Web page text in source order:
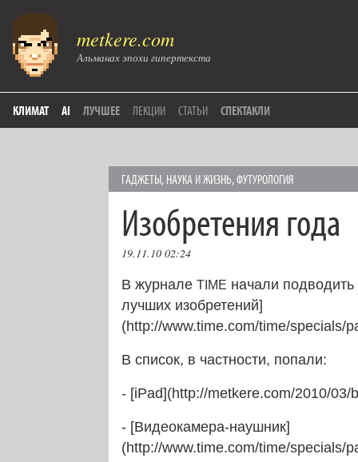
metkere.com
Альманах эпохи гипертекста
КЛИМАТ AI ЛУЧШЕЕ ЛЕКЦИИ СТАТЬИ СПЕКТАКЛИ
ГAДЖЕТЫ, НАУКА И ЖИЗНЬ,ФУТУРОЛОГИЯ
Изобретения года
19.11.10 02:24
В журнале TIME начали подводить
лучших изобретений]
(http://www.time.com/time/specials/
В список, в частности, попали:
- [iPad](http://metkere.com/2010/
- [Видеокамера-наушник]
(http://www.time.com/time/specials/